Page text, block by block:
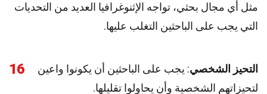
مثل أي مجال بحثي، تواجه الإثنوغرافيا العديد من التحديات
التي يجب على الباحثين التغلب عليها.
16 التحيز الشخصي: يجب على الباحثين أن يكونوا واعين
لتحيزاتهم الشخصية وأن يحاولوا تقليلها.